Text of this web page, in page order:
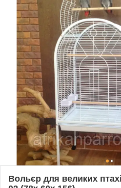
Вольєр для великих